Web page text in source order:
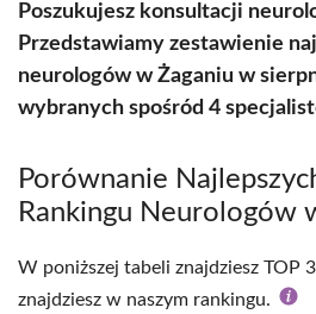
Poszukujesz konsultacji
Przedstawiamy zestawienie
neurologów w Żaganiu w
wybranych spośród 4
Porównanie
Rankingu Neurologów
W poniższej tabeli znajdziesz TOP
znajdziesz w naszym rankingu.